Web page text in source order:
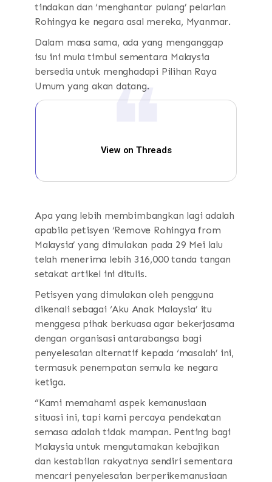
tindakan dan ‘menghantar pulang’ pelarian
Rohingya ke negara asal mereka, Myanmar.
Dalam masa sama, ada yang menganggap
isu ini mula timbul sementara Malaysia
bersedia untuk menghadapi Pilihan Raya
Umum yang akan datang.
View on Threads
Apa yang lebih membimbangkan lagi adalah
apabila petisyen ‘Remove Rohingya from
Malaysia’ yang dimulakan pada 29 Mei lalu
telah menerima lebih 316,000 tanda tangan
setakat artikel ini ditulis.
Petisyen yang dimulakan oleh pengguna
dikenali sebagai ‘Aku Anak Malaysia’ itu
menggesa pihak berkuasa agar bekerjasama
dengan organisasi antarabangsa bagi
penyelesaian alternatif kepada ‘masalah’ ini,
termasuk penempatan semula ke negara
ketiga.
“Kami memahami aspek kemanusiaan
situasi ini, tapi kami percaya pendekatan
semasa adalah tidak mampan. Penting bagi
Malaysia untuk mengutamakan kebajikan
dan kestabilan rakyatnya sendiri sementara
mencari penyelesaian berperikemanusiaan